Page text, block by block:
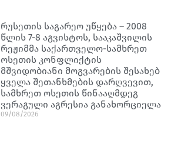
რუსეთის საგარეო უწყება – 2008
წლის 7-8 აგვისტოს, სააკაშვილის
რეჟიმმა საქართველო-სამხრეთ
ოსეთის კონფლიქტის
მშვიდობიანი მოგვარების შესახებ
ყველა შეთანხმების დარღვევით,
სამხრეთ ოსეთის წინააღმდეგ
ვერაგული აგრესია განახორციელა
09/08/2026